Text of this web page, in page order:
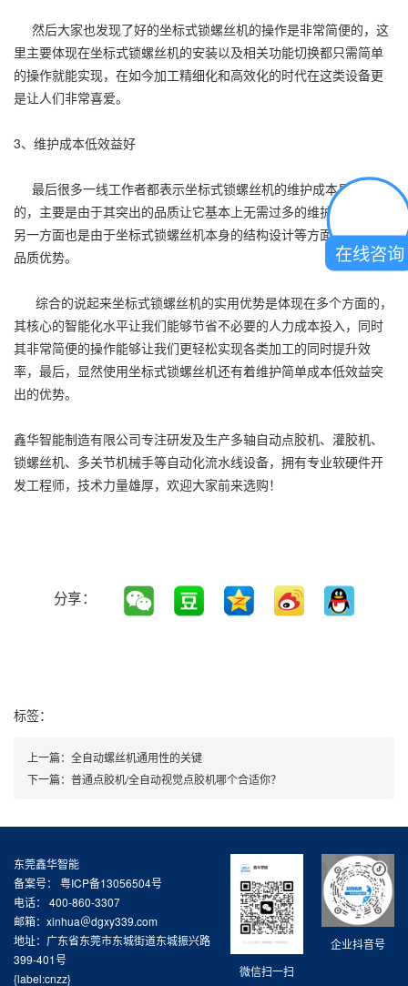
然后大家也发现了好的坐标式锁螺丝机的操作是非常简便的，这
里主要体现在坐标式锁螺丝机的安装以及相关功能切换都只需简单
的操作就能实现，在如今加工精细化和高效化的时代在这类设备更
是让人们非常喜爱。
3、维护成本低效益好
最后很多一线工作者都表示坐标式锁螺丝机的维护成本是非常低
的，主要是由于其突出的品质让它基本上无需过多的维护和保养，
另一方面也是由于坐标式锁螺丝机本身的结构设计等方面有突出的
品质优势。
综合的说起来坐标式锁螺丝机的实用优势是体现在多个方面的，
其核心的智能化水平让我们能够节省不必要的人力成本投入，同时
其非常简便的操作能够让我们更轻松实现各类加工的同时提升效
率，最后，显然使用坐标式锁螺丝机还有着维护简单成本低效益突
出的优势。
鑫华智能制造有限公司专注研发及生产多轴自动点胶机、灌胶机、
锁螺丝机、多关节机械手等自动化流水线设备，拥有专业软硬件开
发工程师，技术力量雄厚，欢迎大家前来选购！
分享：
标签：
上一篇： 全自动螺丝机通用性的关键
下一篇： 普通点胶机/全自动视觉点胶机哪个合适你？
企业抖音号
微信扫一扫
东莞鑫华智能
备案号： 粤ICP备13056504号
电话： 400-860-3307
邮箱：xinhua＠dgxy339.com
地址：广东省东莞市东城街道东城振兴路
399-401号
{label:cnzz}
在线咨询